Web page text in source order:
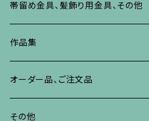
ブレスレット、バングル、その他
リング
ブレスレット、バングル、その他
ネックレス、ペンダント
ブレスレット、その他
リング
イヤリング、ピアス
ネックレス、ペンダント
リング
ブレスレット、バングル
ブローチ
イヤリング、ピアス
ネックレス、ペンダント
リング
帯留め金具、髪飾り用金具、その他
作品集
オーダー品、ご注文品
その他